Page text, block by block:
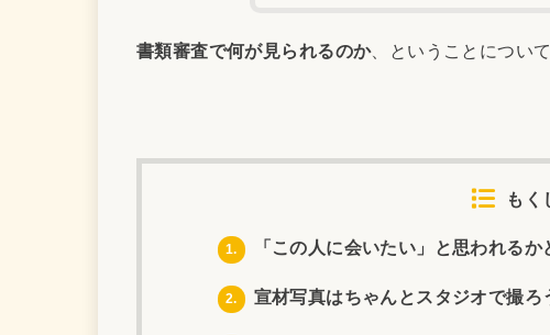
書類審査で何が見られるのか、ということについ
もく
1. 「この人に会いたい」と思われるか
2. 宣材写真はちゃんとスタジオで撮ろ